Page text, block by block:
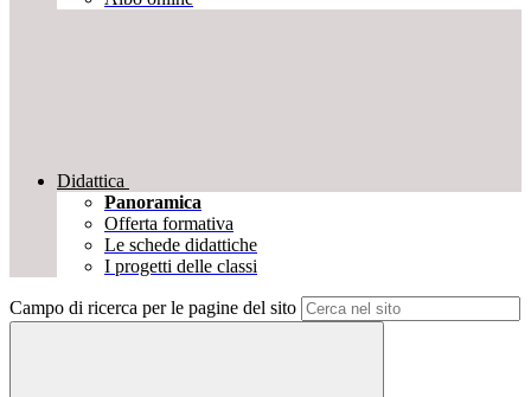
Didattica
Panoramica
Offerta formativa
Le schede didattiche
I progetti delle classi
Campo di ricerca per le pagine del sito